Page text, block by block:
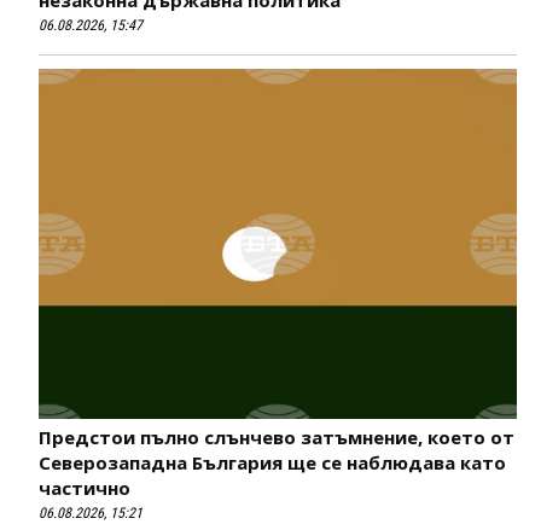
06.08.2026, 15:47
Предстои пълно слънчево затъмнение, което от
Северозападна България ще се наблюдава като
частично
06.08.2026, 15:21